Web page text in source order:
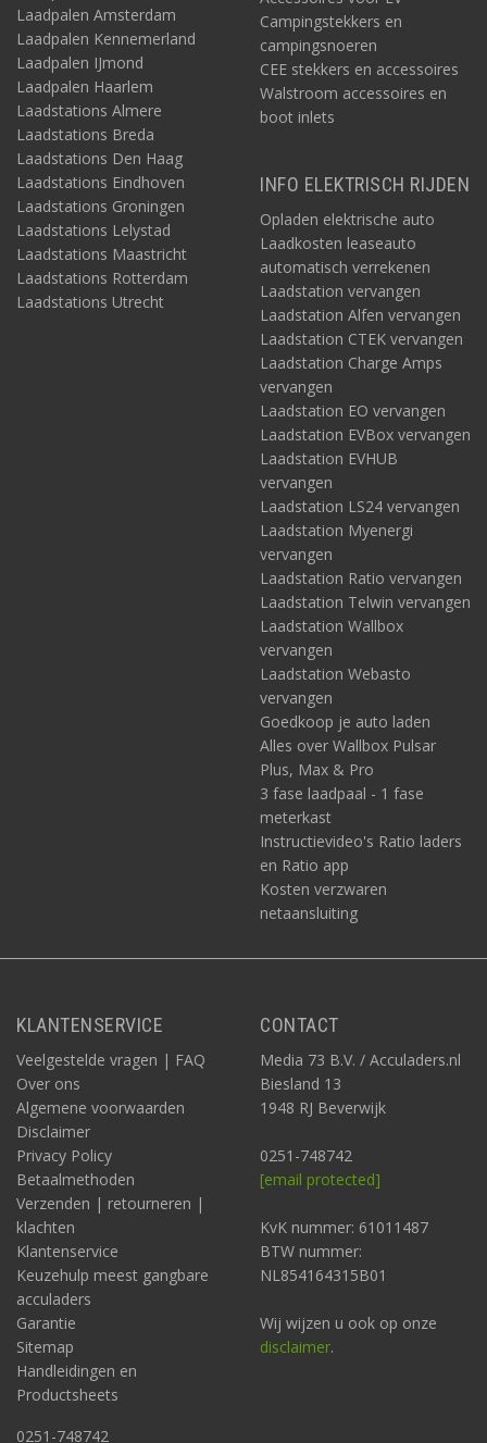
Laadpalen Amsterdam
Laadpalen Kennemerland
Laadpalen IJmond
Laadpalen Haarlem
Laadstations Almere
Laadstations Breda
Laadstations Den Haag
Laadstations Eindhoven
Laadstations Groningen
Laadstations Lelystad
Laadstations Maastricht
Laadstations Rotterdam
Laadstations Utrecht
Campingstekkers en
campingsnoeren
CEE stekkers en accessoires
Walstroom accessoires en
boot inlets
INFO ELEKTRISCH RIJDEN
Opladen elektrische auto
Laadkosten leaseauto
automatisch verrekenen
Laadstation vervangen
Laadstation Alfen vervangen
Laadstation CTEK vervangen
Laadstation Charge Amps
vervangen
Laadstation EO vervangen
Laadstation EVBox vervangen
Laadstation EVHUB
vervangen
Laadstation LS24 vervangen
Laadstation Myenergi
vervangen
Laadstation Ratio vervangen
Laadstation Telwin vervangen
Laadstation Wallbox
vervangen
Laadstation Webasto
vervangen
Goedkoop je auto laden
Alles over Wallbox Pulsar
Plus, Max & Pro
3 fase laadpaal - 1 fase
meterkast
Instructievideo's Ratio laders
en Ratio app
Kosten verzwaren
netaansluiting
KLANTENSERVICE
Veelgestelde vragen | FAQ
Over ons
Algemene voorwaarden
Disclaimer
Privacy Policy
Betaalmethoden
Verzenden | retourneren |
klachten
Klantenservice
Keuzehulp meest gangbare
acculaders
Garantie
Sitemap
Handleidingen en
Productsheets
0251-748742
CONTACT
Media 73 B.V. / Acculaders.nl
Biesland 13
1948 RJ Beverwijk
0251-748742
[email protected]
KvK nummer: 61011487
BTW nummer:
NL854164315B01
Wij wijzen u ook op onze
disclaimer.